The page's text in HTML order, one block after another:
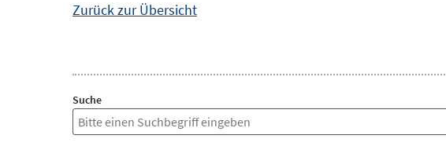
Zurück zur Übersicht
Suche